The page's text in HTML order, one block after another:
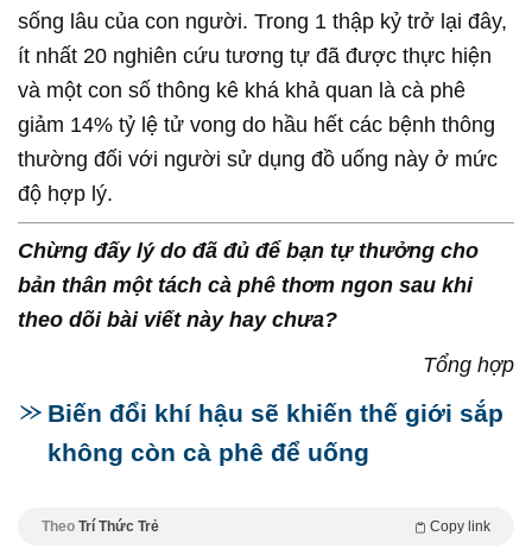
sống lâu của con người. Trong 1 thập kỷ trở lại đây,
ít nhất 20 nghiên cứu tương tự đã được thực hiện
và một con số thông kê khá khả quan là cà phê
giảm 14% tỷ lệ tử vong do hầu hết các bệnh thông
thường đối với người sử dụng đồ uống này ở mức
độ hợp lý.
Chừng đấy lý do đã đủ để bạn tự thưởng cho
bản thân một tách cà phê thơm ngon sau khi
theo dõi bài viết này hay chưa?
Tổng hợp
Biến đổi khí hậu sẽ khiến thế giới sắp
không còn cà phê để uống
Theo Trí Thức Trẻ Copy link